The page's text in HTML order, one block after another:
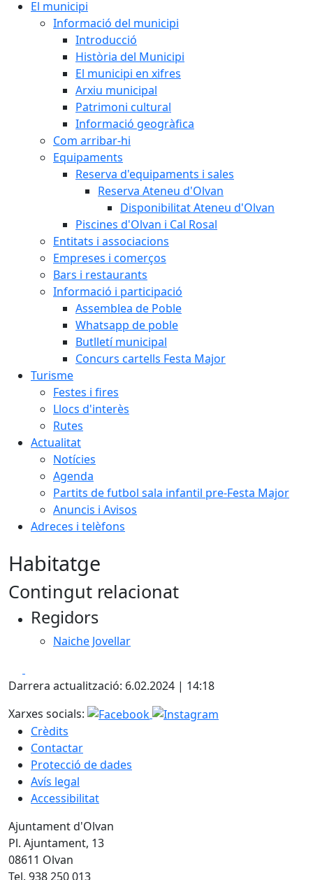
El municipi
Informació del municipi
Introducció
Història del Municipi
El municipi en xifres
Arxiu municipal
Patrimoni cultural
Informació geogràfica
Com arribar-hi
Equipaments
Reserva d'equipaments i sales
Reserva Ateneu d'Olvan
Disponibilitat Ateneu d'Olvan
Piscines d'Olvan i Cal Rosal
Entitats i associacions
Empreses i comerços
Bars i restaurants
Informació i participació
Assemblea de Poble
Whatsapp de poble
Butlletí municipal
Concurs cartells Festa Major
Turisme
Festes i fires
Llocs d'interès
Rutes
Actualitat
Notícies
Agenda
Partits de futbol sala infantil pre-Festa Major
Anuncis i Avisos
Adreces i telèfons
Habitatge
Contingut relacionat
Regidors
Naiche Jovellar
Darrera actualització: 6.02.2024 | 14:18
Xarxes socials:
Crèdits
Contactar
Protecció de dades
Avís legal
Accessibilitat
Ajuntament d'Olvan
Pl. Ajuntament, 13
08611 Olvan
Tel. 938 250 013